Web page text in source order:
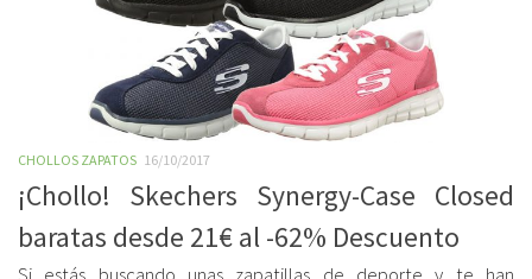
CHOLLOS ZAPATOS 16/10/2017
¡Chollo! Skechers Synergy-Case Closed
baratas desde 21€ al -62% Descuento